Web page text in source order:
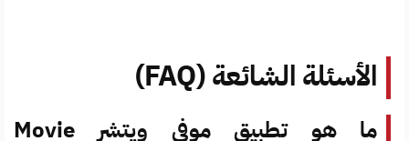
الأسئلة الشائعة (FAQ)
ما هو تطبيق موفي ويتشر Movie